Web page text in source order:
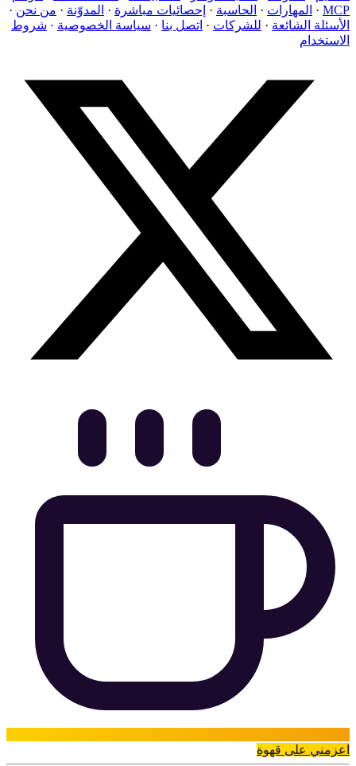
MCP
· المهارات · الحاسبة · إحصائيات مباشرة · المدوّنة · من نحن ·
الأسئلة الشائعة · للشركات · اتصل بنا · سياسة الخصوصية · شروط
الاستخدام
اعزمني على قهوة